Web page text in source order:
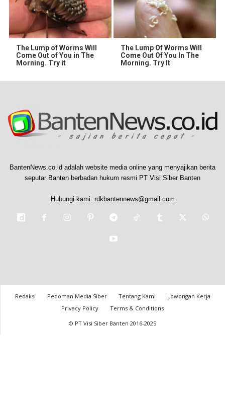
The Lump of Worms Will
Come Out of You in The
Morning. Try it
The Lump Of Worms Will
Come Out Of You In The
Morning. Try It
BantenNews.co.id adalah website media online yang menyajikan berita
seputar Banten berbadan hukum resmi PT Visi Siber Banten
Hubungi kami: rdkbantennews@gmail.com
Redaksi Pedoman Media Siber Tentang Kami
Lowongan Kerja
Privacy Policy
Terms & Conditions
© PT Visi Siber Banten 2016-2025